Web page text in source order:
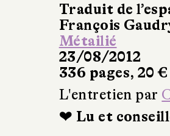
Traduit de
François
Métailié
23/08/2012
336 pages, 20 €
L'entretien par
❤ Lu et